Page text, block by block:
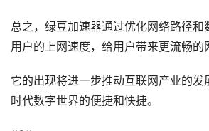
总之，绿豆加速器通过优化网络路径和
用户的上网速度，给用户带来更流畅的
它的出现将进一步推动互联网产业的发
时代数字世界的便捷和快捷。